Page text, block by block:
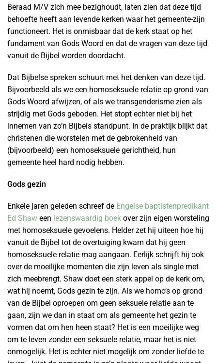
Beraad M/V zich mee bezighoudt, laten zien dat deze tijd
behoefte heeft aan levende kerken waar het gemeente-zijn
functioneert. Het is onmisbaar dat de kerk staat op het
fundament van Gods Woord en dat de vragen van deze tijd
vanuit de Bijbel worden doordacht.
Dat Bijbelse spreken schuurt met het denken van deze tijd.
Bijvoorbeeld als we een homoseksuele relatie op grond van
Gods Woord afwijzen, of als we transgenderisme zien als
strijdig met Gods geboden. Het stopt echter niet bij het
innemen van zo’n Bijbels standpunt. In de praktijk blijkt dat
christenen die worstelen met de gebrokenheid van
(bijvoorbeeld) een homoseksuele gerichtheid, hun
gemeente heel hard nodig hebben.
Gods gezin
Enkele jaren geleden schreef de Engelse baptistenpredikant
Ed Shaw een lezenswaardig boek over zijn eigen worsteling
met homoseksuele gevoelens. Helder zet hij uiteen hoe hij
vanuit de Bijbel tot de overtuiging kwam dat hij geen
homoseksuele relatie mag aangaan. Eerlijk schrijft hij ook
over de moeilijke momenten die zijn leven als single met
zich meebrengt. Shaw doet een sterk appel op de kerk om,
wat hij noemt, Gods gezin te zijn. Als we homo’s op grond
van de Bijbel oproepen om geen seksuele relatie aan te
gaan, zijn we dan in staat om als gemeente het gezin te
vormen dat om hen heen staat? Het is een moeilijke weg
om te leven zonder een seksuele relatie, maar het is niet
onmogelijk. Het is echter niet mogelijk om zonder liefde te